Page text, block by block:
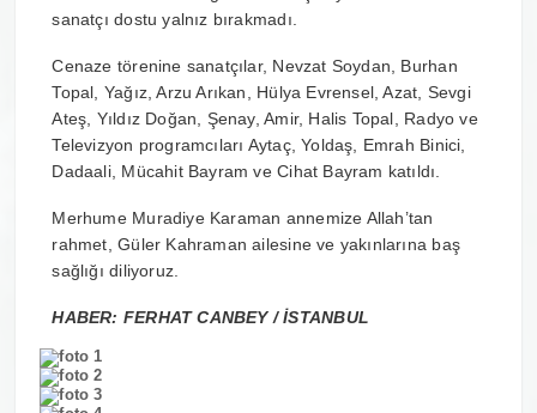
sanatçı dostu yalnız bırakmadı.
Cenaze törenine sanatçılar, Nevzat Soydan, Burhan
Topal, Yağız, Arzu Arıkan, Hülya Evrensel, Azat, Sevgi
Ateş, Yıldız Doğan, Şenay, Amir, Halis Topal, Radyo ve
Televizyon programcıları Aytaç, Yoldaş, Emrah Binici,
Dadaali, Mücahit Bayram ve Cihat Bayram katıldı.
Merhume Muradiye Karaman annemize Allah’tan
rahmet, Güler Kahraman ailesine ve yakınlarına baş
sağlığı diliyoruz.
HABER: FERHAT CANBEY / İSTANBUL